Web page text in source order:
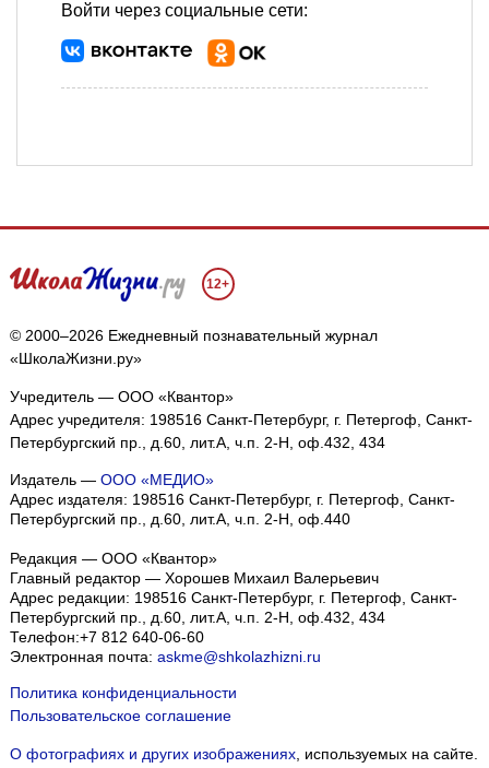
Войти через социальные сети:
12+
© 2000–2026 Ежедневный познавательный журнал
«ШколаЖизни.ру»
Учредитель — ООО «Квантор»
Адрес учредителя: 198516 Санкт-Петербург, г. Петергоф, Санкт-
Петербургский пр., д.60, лит.А, ч.п. 2-Н, оф.432, 434
Издатель — ООО «МЕДИО»
Адрес издателя: 198516 Санкт-Петербург, г. Петергоф, Санкт-
Петербургский пр., д.60, лит.А, ч.п. 2-Н, оф.440
Редакция — ООО «Квантор»
Главный редактор — Хорошев Михаил Валерьевич
Адрес редакции: 198516 Санкт-Петербург, г. Петергоф Санкт-
Петербургский пр., д.60, лит.А, ч.п. 2-Н, оф.432, 434
Телефон:+7 812 640-06-60
Электронная почта: askme@shkolazhizni.ru
Политика конфиденциальности
Пользовательское соглашение
О фотографиях и других изображениях, используемых на сайте.